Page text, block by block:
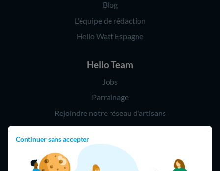
Continuer sans accepter
Blog
L'équipe de rédaction
Hello Watt Espagne
Hello Team
Jobs
Parrainage
Rejoindre notre réseau d'artisans
Hello !
09 75 18 60 60
(8h-21h)